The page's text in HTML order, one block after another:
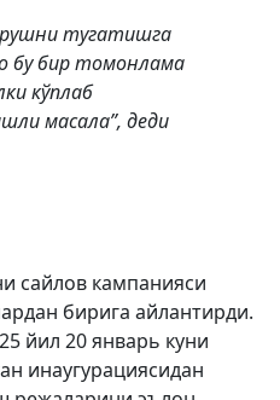
тугатишга
бу бир томонлама
кўплаб
масала”, деди
сайлов кампанияси
бирига айлантирди.
йил 20 январь куни
инаугурациясидан